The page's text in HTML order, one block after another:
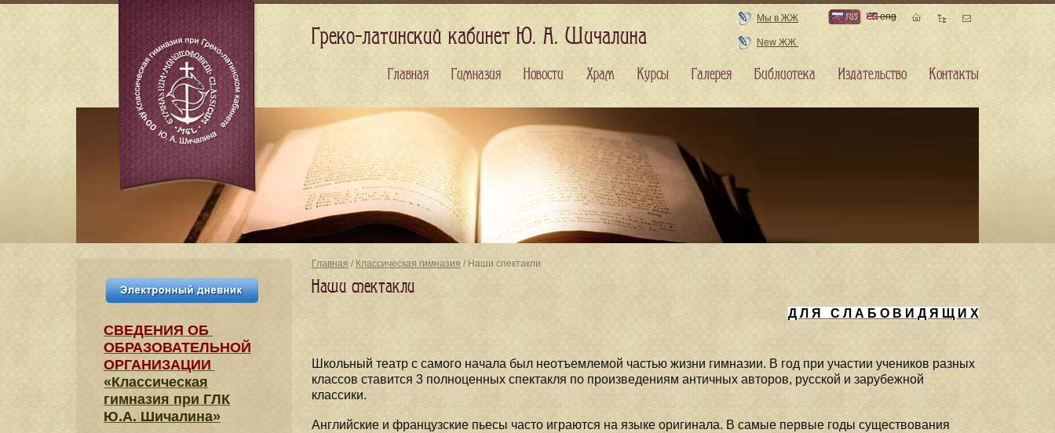
Главная / Классическая гимназия / Наши спектакли
Наши спектакли
Д Л Я С Л А Б О В И Д Я Щ И Х
Школьный театр с самого начала был неотъемлемой частью жизни гимназии. В год при участии учеников разных
классов ставится 3 полноценных спектакля по произведениям античных авторов, русской и зарубежной
классики.
Английские и французские пьесы часто играются на языке оригинала. В самые первые годы существования
СВЕДЕНИЯ​ ОБ
ОБРАЗОВАТЕЛЬНОЙ
ОРГАНИЗАЦИИ
«Классическая
гимназия при ГЛК
Ю.А. Шичалина»
Греко-латинский кабинет Ю. А. Шичалина
Мы в ЖЖ
New ЖЖ
rus eng
Главная Гимназия Новости Храм Курсы Галерея Библиотека Издательство Контакты